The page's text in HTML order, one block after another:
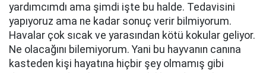
yardımcımdı ama şimdi işte bu halde. Tedavisini
yapıyoruz ama ne kadar sonuç verir bilmiyorum.
Havalar çok sıcak ve yarasından kötü kokular geliyor.
Ne olacağını bilemiyorum. Yani bu hayvanın canına
kasteden kişi hayatına hiçbir şey olmamış gibi